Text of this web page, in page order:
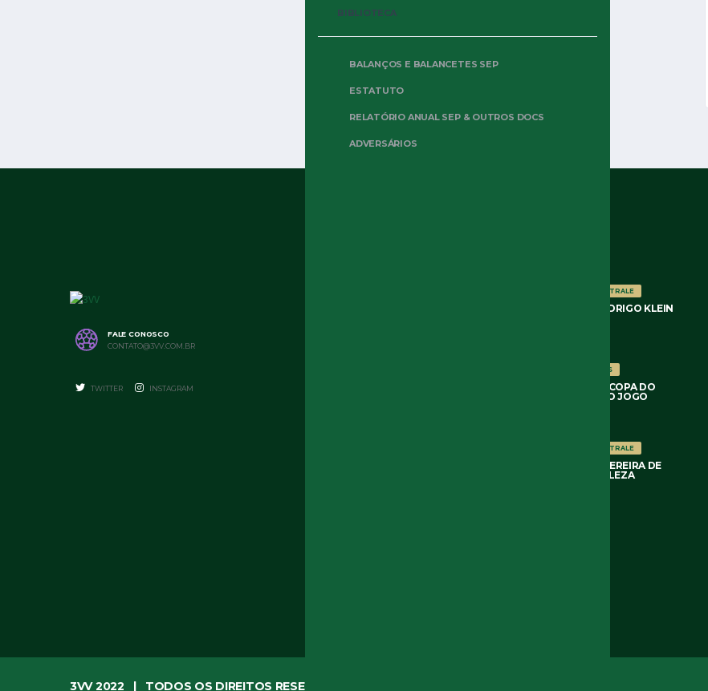
BIBLIOTECA
BALANÇOS E BALANCETES SEP
ESTATUTO
RELATÓRIO ANUAL SEP & OUTROS DOCS
ADVERSÁRIOS
FALE CONOSCO
CONTATO@3VV.COM.BR
TWITTER INSTAGRAM
OSSERVATORIO ARBITRALE
ARBITRAGEM DE RAFAEL RODRIGO KLEIN
NOTÍCIAS
FORTALEZA 3×2 PALMEIRAS COPA DO
BRASIL 2026 8AS DE FINAL 2O JOGO
OSSERVATORIO ARBITRALE
ARBITRAGEM DE RODRIGO PEREIRA DE
LIMA PALMEIRAS 3×0 FORTALEZA
3VV 2022 | TODOS OS DIREITOS RESERVADOS.